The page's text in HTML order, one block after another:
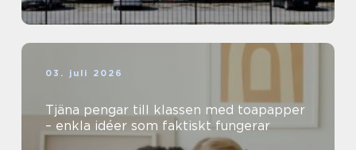
03. juli 2026
Tjäna pengar till klassen med toapapper
– enkla idéer som faktiskt fungerar